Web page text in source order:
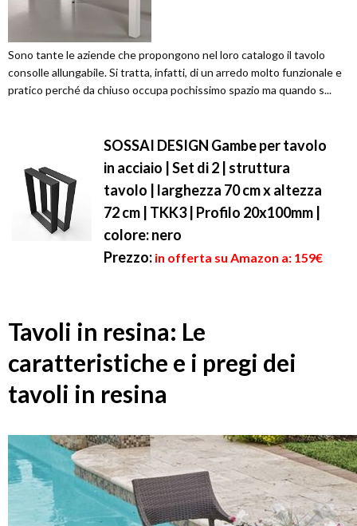
Sono tante le aziende che propongono nel loro catalogo il tavolo
consolle allungabile. Si tratta, infatti, di un arredo molto funzionale e
pratico perché da chiuso occupa pochissimo spazio ma quando s...
SOSSAI DESIGN Gambe per tavolo
in acciaio | Set di 2 | struttura
tavolo | larghezza 70 cm x altezza
72 cm | TKK3 | Profilo 20x100mm |
colore: nero
Prezzo: in offerta su Amazon a: 159€
Tavoli in resina: Le
caratteristiche e i pregi dei
tavoli in resina